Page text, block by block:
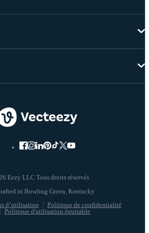
Eezy LLC Tous droits réservés
d’utilisation
Politique de confidentialité
Politique d'utilisation équitable